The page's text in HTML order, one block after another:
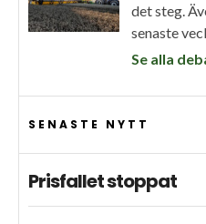
det steg.
senaste
Se alla
SENASTE NYTT
Prisfallet stoppat